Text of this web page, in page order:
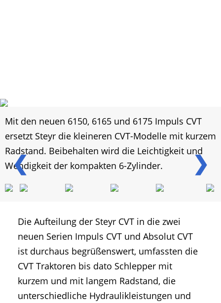
❮ ❯
Mit den neuen 6150, 6165 und 6175 Impuls CVT
ersetzt Steyr die kleineren CVT-Modelle mit kurzem
Radstand. Beibehalten wird die Leichtigkeit und
Wendigkeit der kompakten 6-Zylinder.
Die Aufteilung der Steyr CVT in die zwei
neuen Serien Impuls CVT und Absolut CVT
ist durchaus begrüßenswert, umfassten die
CVT Traktoren bis dato Schlepper mit
kurzem und mit langem Radstand, die
unterschiedliche Hydraulikleistungen und